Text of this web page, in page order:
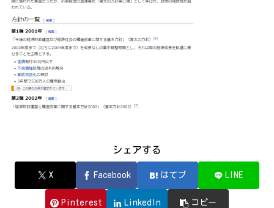
シェアする
X Facebook はてブ LINE
Pinterest LinkedIn コピー